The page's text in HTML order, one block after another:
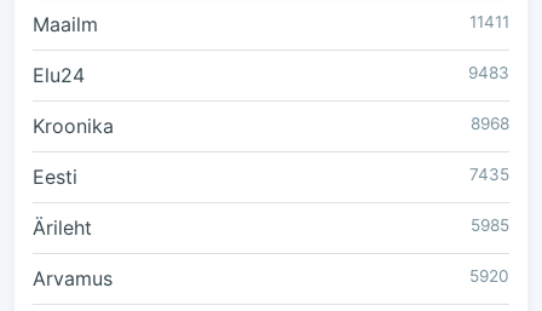
Maailm 11411
Elu24 9483
Kroonika 8968
Eesti 7435
Ärileht 5985
Arvamus 5920